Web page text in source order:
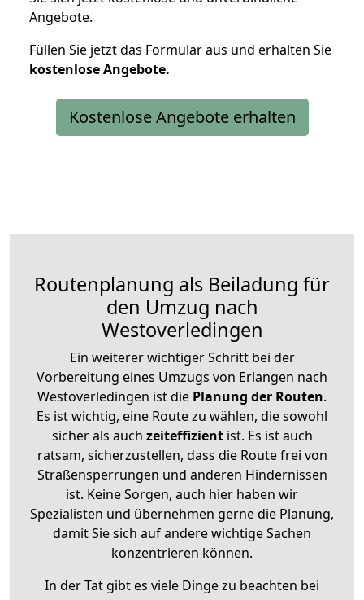
Angebote.
Füllen Sie jetzt das Formular aus und erhalten Sie
kostenloseAngebote.
Kostenlose Angebote erhalten
Routenplanung als Beiladung für
den Umzug nach
Westoverledingen
Ein weiterer wichtiger Schritt bei der
Vorbereitung eines Umzugs von Erlangen nach
Westoverledingen ist die Planung der Routen.
Es ist wichtig, eine Route zu wählen, die sowohl
sicher als auch zeiteffizientist. Es ist auch
ratsam, sicherzustellen, dass die Route frei von
Straßensperrungen und anderen Hindernissen
ist. Keine Sorgen, auch hier haben wir
Spezialisten und übernehmen gerne die Planung,
damit Sie sich auf andere wichtige Sachen
konzentrieren können.
In der Tat gibt es viele Dinge zu beachten bei